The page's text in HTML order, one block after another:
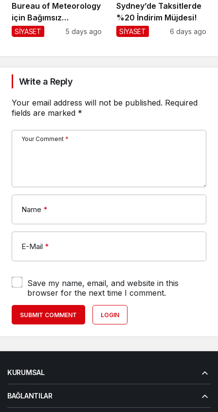
Bureau of Meteorology
için Bağımsız
Değerlendirme!
SİYASET 5 days ago
Sydney’de Taksitlerde
%20 İndirim Müjdesi!
SİYASET 6 days ago
Write a Reply
Your email address will not be published. Required
fields are marked *
Your Comment *
Name *
E-Mail *
Save my name, email, and website in this
browser for the next time I comment.
SUBMIT COMMENT LOGIN
KURUMSAL
BAĞLANTILAR